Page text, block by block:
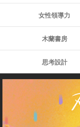
女性領導力
木蘭書房
思考設計